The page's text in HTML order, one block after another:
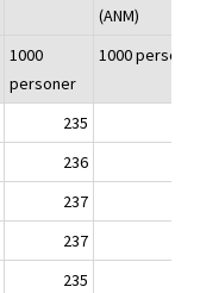
(ANM)
1000
personer
1000
235
236
237
237
235